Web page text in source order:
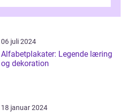
06 juli 2024
Alfabetplakater: Legende læring
og dekoration
18 januar 2024